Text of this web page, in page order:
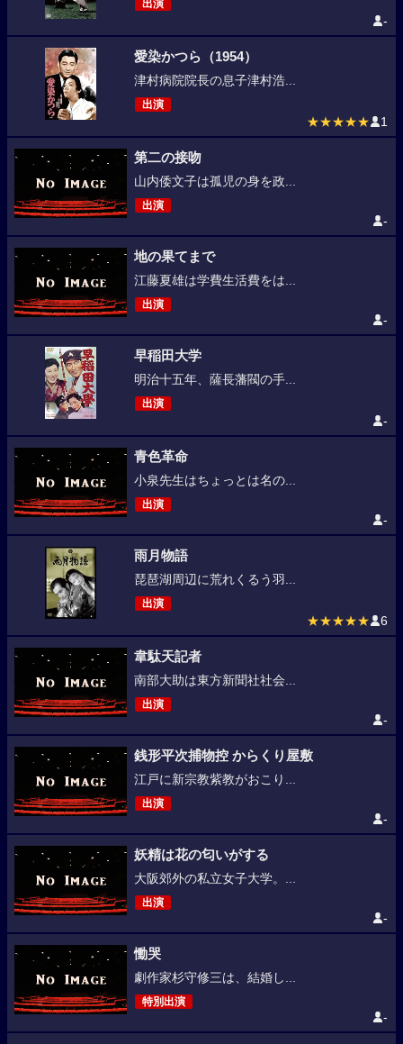
出演
-
愛染かつら（1954）
津村病院院長の息子津村浩...
出演
★★★★★ 1
第二の接吻
山内倭文子は孤児の身を政...
出演
-
地の果てまで
江藤夏雄は学費生活費をは...
出演
-
早稲田大学
明治十五年、薩長藩閥の手...
出演
-
青色革命
小泉先生はちょっとは名の...
出演
-
雨月物語
琵琶湖周辺に荒れくるう羽...
出演
★★★★★ 6
韋駄天記者
南部大助は東方新聞社社会...
出演
-
銭形平次捕物控 からくり屋敷
江戸に新宗教紫教がおこり...
出演
-
妖精は花の匂いがする
大阪郊外の私立女子大学。...
出演
-
慟哭
劇作家杉守修三は、結婚し...
特別出演
-